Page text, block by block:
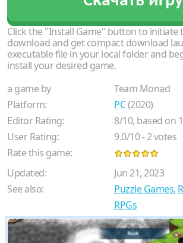
Click the "Install Game" button to initiate
download and get compact download
executable file in your local folder and
install your desired game.
a game by
Team Monad
Platform:
PC(2020)
Editor Rating:
8/10, based on 1
User Rating:
9.0/10-2votes
Rate this game:
Updated:
Jun 21, 2023
See also:
Puzzle Games,
RPGs